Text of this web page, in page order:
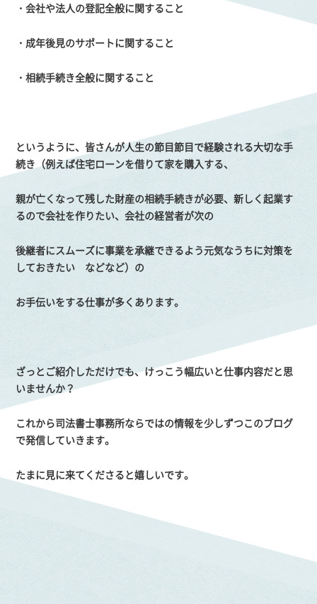
・会社や法人の登記全般に関すること
・成年後見のサポートに関すること
・相続手続き全般に関すること
というように、皆さんが人生の節目節目で経験される大切な手
続き（例えば住宅ローンを借りて家を購入する、
親が亡くなって残した財産の相続手続きが必要、新しく起業す
るので会社を作りたい、会社の経営者が次の
後継者にスムーズに事業を承継できるよう元気なうちに対策を
しておきたい などなど）の
お手伝いをする仕事が多くあります。
ざっとご紹介しただけでも、けっこう幅広いと仕事内容だと思
いませんか？
これから司法書士事務所ならではの情報を少しずつこのブログ
で発信していきます。
たまに見に来てくださると嬉しいです。